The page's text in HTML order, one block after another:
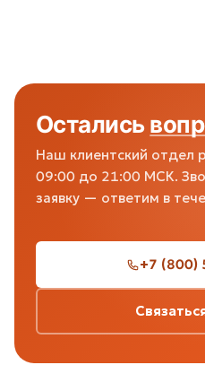
Остались
Наш клиентский отдел
09:00 до 21:00 МСК.
заявку — ответим в
+7 (800)